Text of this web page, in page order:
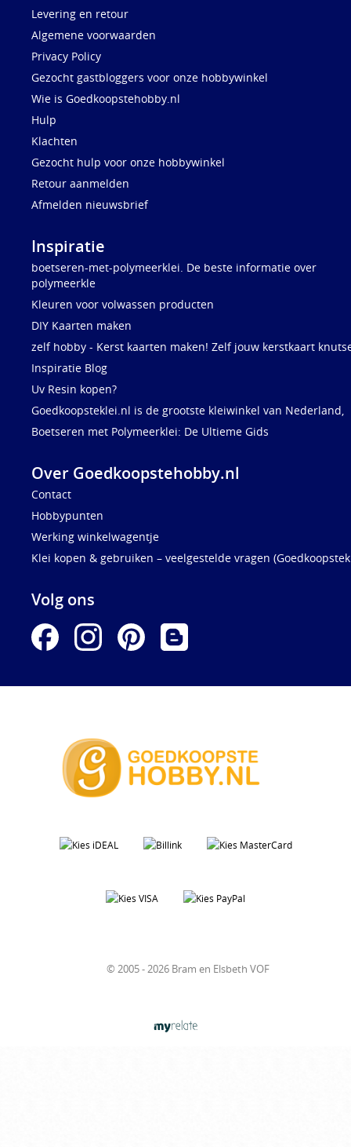
Levering en retour
Algemene voorwaarden
Privacy Policy
Gezocht gastbloggers voor onze hobbywinkel
Wie is Goedkoopstehobby.nl
Hulp
Klachten
Gezocht hulp voor onze hobbywinkel
Retour aanmelden
Afmelden nieuwsbrief
Inspiratie
boetseren-met-polymeerklei. De beste informatie over
polymeerkle
Kleuren voor volwassen producten
DIY Kaarten maken
zelf hobby - Kerst kaarten maken! Zelf jouw kerstkaart
Inspiratie Blog
Uv Resin kopen?
Goedkoopsteklei.nl is de grootste kleiwinkel van Nederland,
Boetseren met Polymeerklei: De Ultieme Gids
Over Goedkoopstehobby.nl
Contact
Hobbypunten
Werking winkelwagentje
Klei kopen & gebruiken – veelgestelde vragen
Volg ons
© 2005 - 2026 Bram en Elsbeth VOF